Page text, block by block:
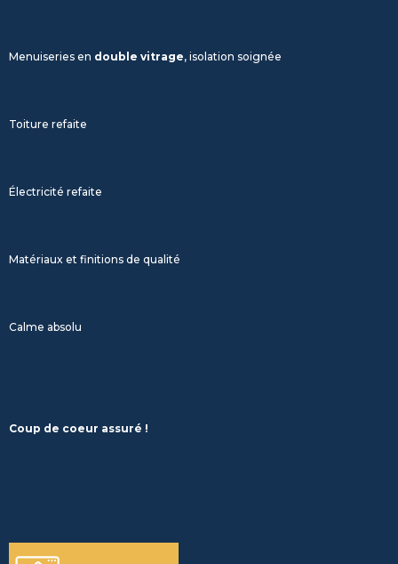
Menuiseries en double vitrage, isolation soignée
Toiture refaite
Électricité refaite
Matériaux et finitions de qualité
Calme absolu
Coup de coeur assuré !